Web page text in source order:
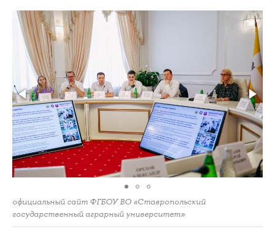
официальный сайт ФГБОУ ВО «Ставропольский
государственный аграрный университет»